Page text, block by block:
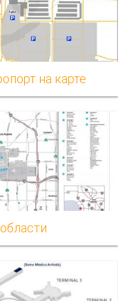
на карте